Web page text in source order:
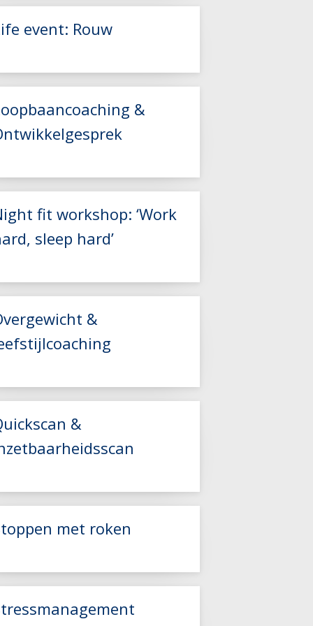
Lees meer
event: Rouw
&
Lees meer
fit workshop: ‘Work
sleep hard’
&
&
met roken